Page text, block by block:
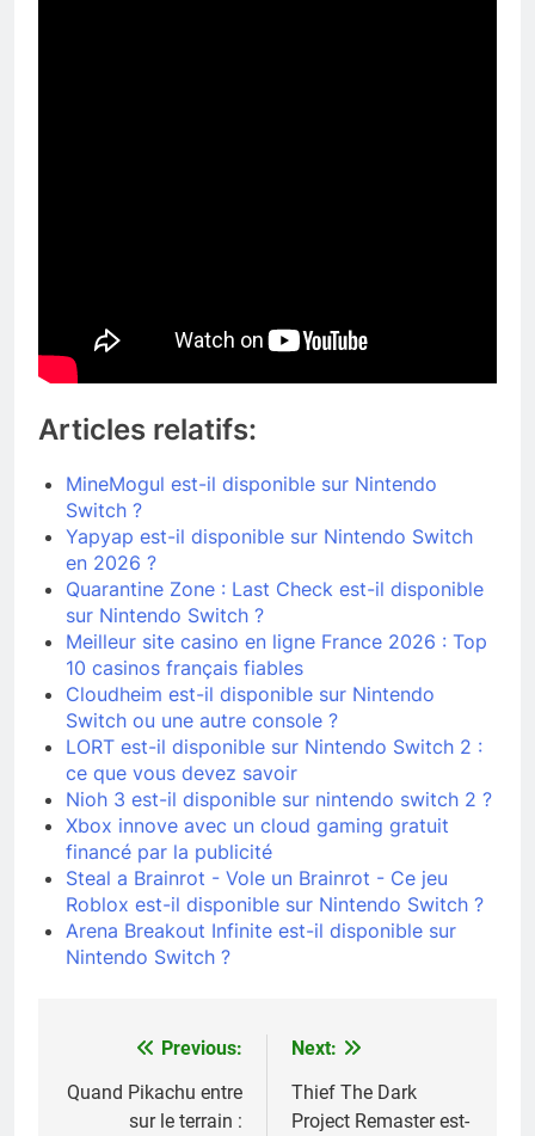
Articles relatifs:
MineMogul est-il disponible sur Nintendo
Switch ?
Yapyap est-il disponible sur Nintendo Switch
en 2026 ?
Quarantine Zone : Last Check est-il disponible
sur Nintendo Switch ?
Meilleur site casino en ligne France 2026 : Top
10 casinos français fiables
Cloudheim est-il disponible sur Nintendo
Switch ou une autre console ?
LORT est-il disponible sur Nintendo Switch 2 :
ce que vous devez savoir
Nioh 3 est-il disponible sur nintendo switch 2 ?
Xbox innove avec un cloud gaming gratuit
financé par la publicité
Steal a Brainrot - Vole un Brainrot - Ce jeu
Roblox est-il disponible sur Nintendo Switch ?
Arena Breakout Infinite est-il disponible sur
Nintendo Switch ?
Navigation
de
Previous:
Quand Pikachu entre
sur le terrain :
Next:
Thief The Dark
Project Remaster est-